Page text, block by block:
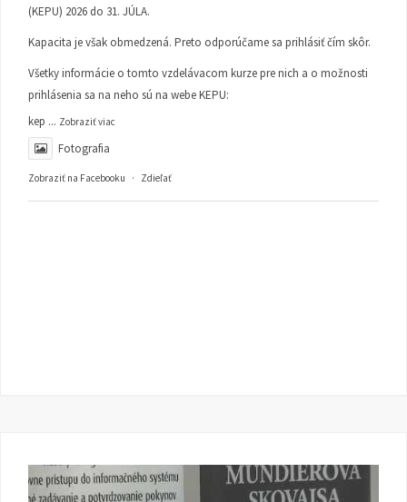
(KEPU) 2026 do 31. JÚLA.
Kapacita je však obmedzená. Preto odporúčame sa prihlásiť čím skôr.
Všetky informácie o tomto vzdelávacom kurze pre nich a o možnosti
prihlásenia sa na neho sú na webe KEPU:
kep ... Zobraziť viac
Fotografia
Zobraziť na Facebooku · Zdieľať